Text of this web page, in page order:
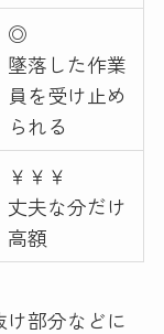
◎
墜落した作業
員を受け止め
られる
￥￥￥
丈夫な分だけ
高額
部分などに